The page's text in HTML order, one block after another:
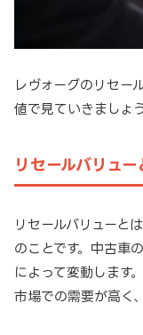
レヴォーグのリセー
値で見ていきましょう
リセールバリュー
リセールバリューと
のことです。中古車
によって変動します
市場での需要が高く